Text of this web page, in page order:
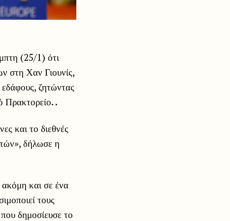
(25/1) ότι
στη Χαν Γιουνίς,
ζητώντας
Πρακτορείο. .
και το διεθνές
δήλωσε η
και σε ένα
τους
δημοσίευσε το